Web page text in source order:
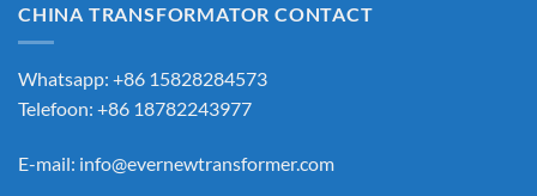
CHINA TRANSFORMATOR CONTACT
Whatsapp: +86 15828284573
Telefoon: +86 18782243977
E-mail: info@evernewtransformer.com